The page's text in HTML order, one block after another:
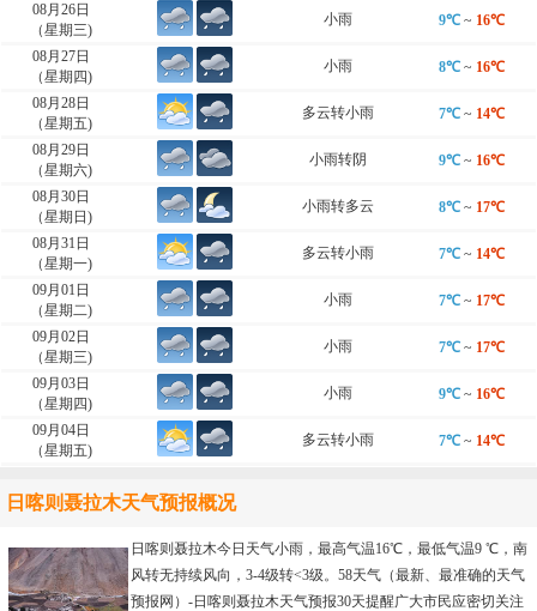
08月26日
（星期三)
小雨 9℃ ~ 16℃
08月27日
（星期四)
小雨 8℃ ~ 16℃
08月28日
（星期五)
多云转小雨 7℃ ~ 14℃
08月29日
（星期六)
小雨转阴 9℃ ~ 16℃
08月30日
（星期日)
小雨转多云 8℃ ~ 17℃
08月31日
（星期一)
多云转小雨 7℃ ~ 14℃
09月01日
（星期二)
小雨 7℃ ~ 17℃
09月02日
（星期三)
小雨 7℃ ~ 17℃
09月03日
（星期四)
小雨 9℃ ~ 16℃
09月04日
（星期五)
多云转小雨 7℃ ~ 14℃
日喀则聂拉木天气预报概况
日喀则聂拉木今日天气小雨，最高气温16℃，最低气温9 ℃，南
风转无持续风向，3-4级转<3级。58天气（最新、最准确的天气
预报网）-日喀则聂拉木天气预报30天提醒广大市民应密切关注